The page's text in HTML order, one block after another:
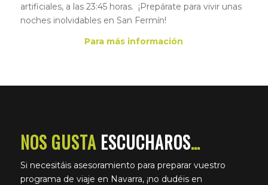
artificiales, a las 23:45 horas. ¡Prepárate para vivir unas
noches inolvidables en San Fermín!
Para más información
NOS GUSTAESCUCHAROS…
Si necesitáis asesoramiento para preparar vuestro
programa de viaje en Navarra, ¡no dudéis en